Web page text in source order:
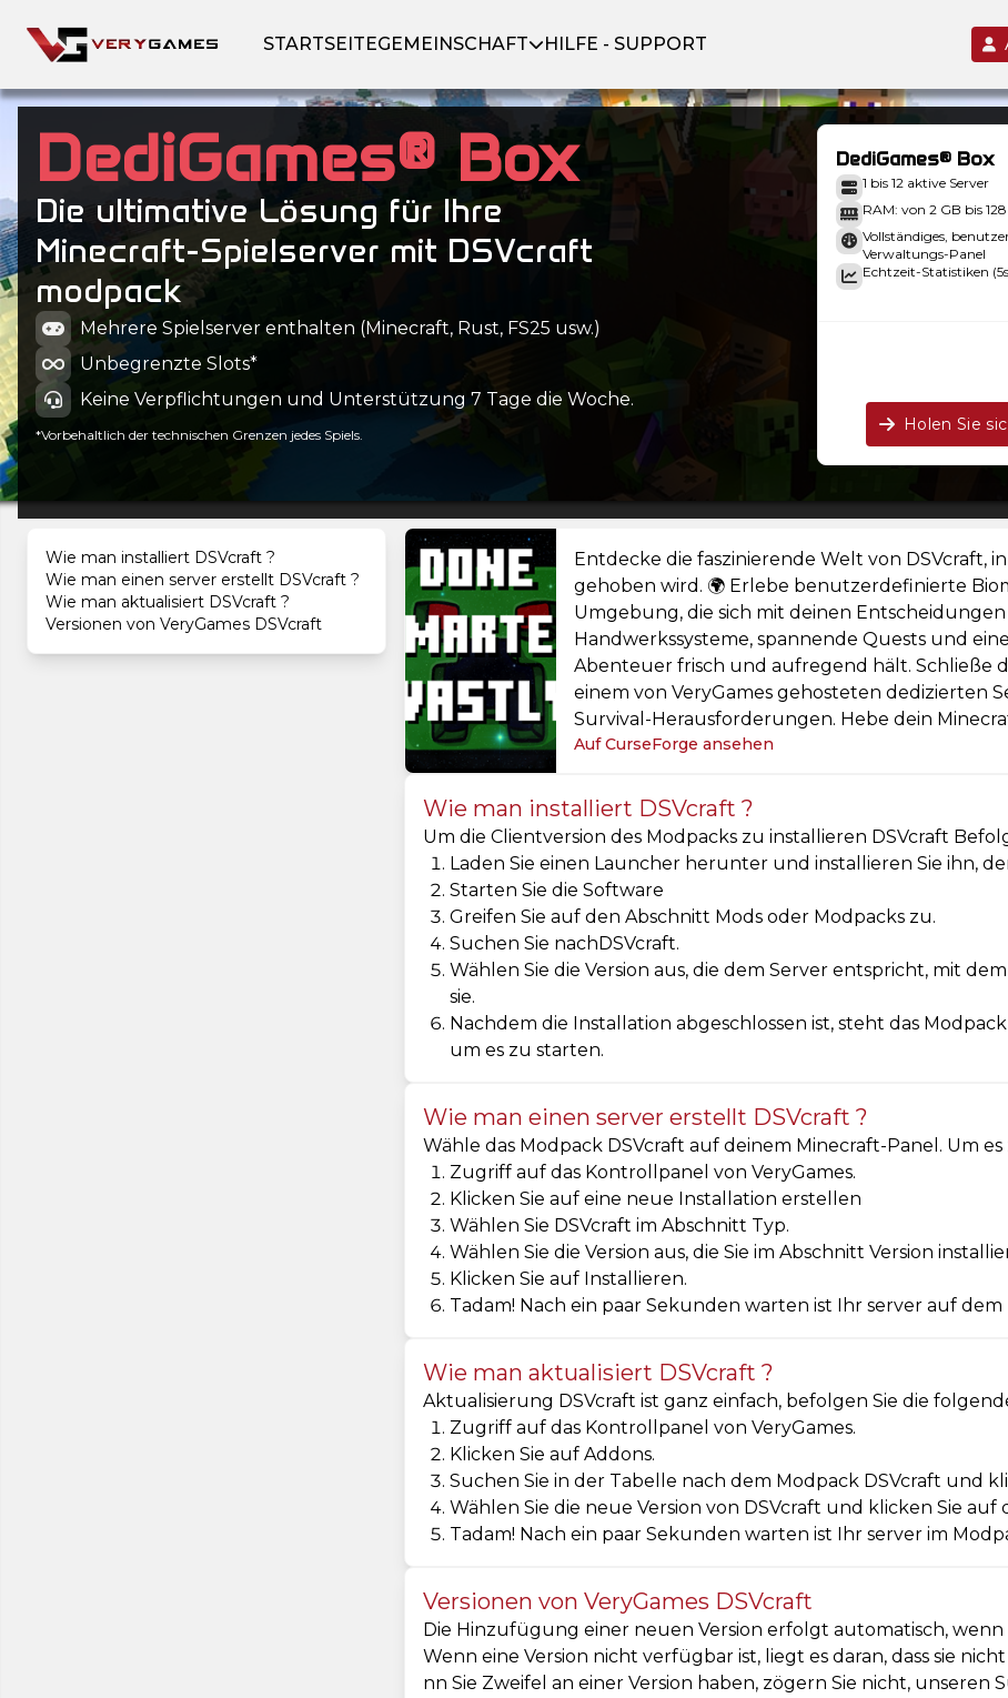
STARTSEITEGEMEINSCHAFT HILFE - SUPPORT
DediGames® Box
Die ultimative Lösung für Ihre
Minecraft-Spielserver mit DSVcraft
modpack
Mehrere Spielserver enthalten (Minecraft, Rust, FS25 usw.)
Unbegrenzte Slots*
Keine Verpflichtungen und Unterstützung 7 Tage die Woche.
*Vorbehaltlich der technischen Grenzen jedes Spiels.
DediGames® Box
1 bis 12 aktive Server
RAM: von 2 GB bis
Vollständiges,
Verwaltungs-Panel
Echtzeit-Statistiken
Holen Sie
Wie man installiert DSVcraft ?
Wie man einen server erstellt DSVcraft ?
Wie man aktualisiert DSVcraft ?
Versionen von VeryGames DSVcraft
Entdecke die faszinierende Welt von DSVcraft,
gehoben wird. 🌍 Erlebe benutzerdefinierte
Umgebung, die sich mit deinen
Handwerkssysteme, spannende Quests und
Abenteuer frisch und aufregend hält. Schließe
einem von VeryGames gehosteten dedizierten
Survival-Herausforderungen. Hebe dein
Auf CurseForge ansehen
Wie man installiert DSVcraft ?
Um die Clientversion des Modpacks zu installieren DSVcraft
Laden Sie einen Launcher herunter und installieren Sie ihn,
Starten Sie die Software
Greifen Sie auf den Abschnitt Mods oder Modpacks zu.
Suchen Sie nachDSVcraft.
Wählen Sie die Version aus, die dem Server entspricht, mit
sie.
Nachdem die Installation abgeschlossen ist, steht das
um es zu starten.
Wie man einen server erstellt DSVcraft ?
Wähle das Modpack DSVcraft auf deinem Minecraft-Panel. Um
Zugriff auf das Kontrollpanel von VeryGames.
Klicken Sie auf eine neue Installation erstellen
Wählen Sie DSVcraft im Abschnitt Typ.
Wählen Sie die Version aus, die Sie im Abschnitt Version
Klicken Sie auf Installieren.
Tadam! Nach ein paar Sekunden warten ist Ihr server auf
Wie man aktualisiert DSVcraft ?
Aktualisierung DSVcraft ist ganz einfach, befolgen Sie die
Zugriff auf das Kontrollpanel von VeryGames.
Klicken Sie auf Addons.
Suchen Sie in der Tabelle nach dem Modpack DSVcraft und
Wählen Sie die neue Version von DSVcraft und klicken Sie
Tadam! Nach ein paar Sekunden warten ist Ihr server im
Versionen von VeryGames DSVcraft
Die Hinzufügung einer neuen Version erfolgt automatisch,
Wenn eine Version nicht verfügbar ist, liegt es daran, dass sie
nn Sie Zweifel an einer Version haben, zögern Sie nicht, unseren